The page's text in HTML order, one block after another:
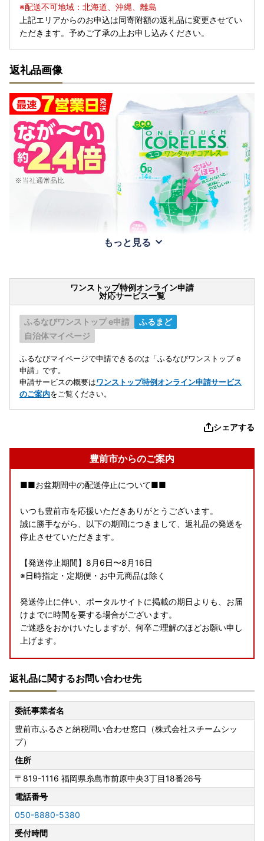
※配送不可地域：北海道、沖縄、離島
上記エリアからのお申込は同寄附額の返礼品に変更させてい
ただきます。予めご了承の上お申し込みください。
返礼品画像
もっと見る
ワンストップ特例オンライン申請
対応サービス一覧
ふるなびワンストップ e申請
ふるまど
自治体マイページ
ふるなびマイページで申請できるのは「ふるなびワンストップ e
申請」です。
申請サービスの概要はワンストップ特例オンライン申請サービス
のご案内をご覧ください。
シェアする
豊前市からのご案内
■■お盆期間中の配送停止について■■
いつも豊前市を応援いただきありがとうございます。
誠に勝手ながら、以下の期間につきまして、返礼品の発送を
停止させていただきます。
【発送停止期間】8月6日〜8月16日
※日時指定・定期便・お中元商品は除く
発送停止に伴い、ポータルサイトに掲載の期日よりも、お届
けまでに時間を要する場合がございます。
ご迷惑をおかけいたしますが、何卒ご理解のほどお願い申し
上げます。
豊前市に住民票がある場合、ふるさと納税のご寄附は可能で
すが、返礼品をお送りすることができませんので、ご理解を
よろしくお願いいたします。
【受領証明書の送付方法変更について】
2025年11月以降の書類発送分より、ワンストップ特例申請
を「希望しない」を選択された寄附者様への受領証明書は、
圧着ハガキ（はがきを剥がして開封する形式）にてお届けい
たします。
【個人情報の取り扱いについて】
お寄せいただいた個人情報は、寄附金の受付、入金及び返礼
品発送に係る確認・連絡、各種お問い合わせ、寄附金使途の
返礼品に関するお問い合わせ先
委託事業者名
豊前市ふるさと納税問い合わせ窓口（株式会社スチームシッ
プ）
住所
〒819-1116 福岡県糸島市前原中央3丁目18番26号
電話番号
050-8880-5380
受付時間